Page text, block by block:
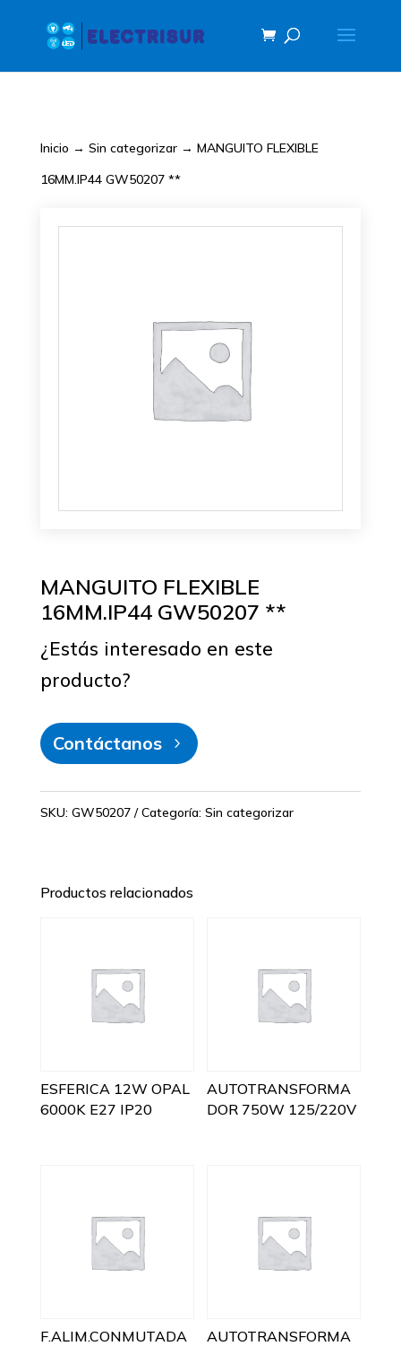
Inicio → Sin categorizar→ MANGUITO FLEXIBLE
16MM.IP44 GW50207 **
MANGUITO FLEXIBLE
16MM.IP44 GW50207 **
¿Estás interesado en este
producto?
Contáctanos
SKU: GW50207 Categoría: Sin categorizar
Productos relacionados
ESFERICA 12W OPAL
6000K E27 IP20
AUTOTRANSFORMA
DOR 750W 125/220V
F.ALIM.CONMUTADA
AUTOTRANSFORMA